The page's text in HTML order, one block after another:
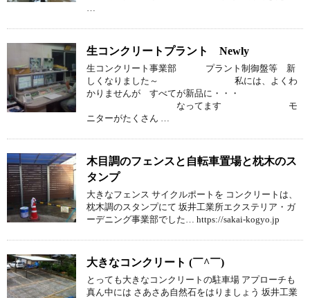
生コンクリートプラント Newly
生コンクリート事業部 プラント制御盤等 新
しくなりました～ 私には、よくわ
かりませんが すべてが新品に・・・
なってます モ
ニターがたくさん …
木目調のフェンスと自転車置場と枕木のス
タンプ
大きなフェンス サイクルポートを コンクリートは、
枕木調のスタンプにて 坂井工業所エクステリア・ガ
ーデニング事業部でした… https://sakai-kogyo.jp
大きなコンクリート (￣^￣)ゞ
とっても大きなコンクリートの駐車場 アプローチも
真ん中には さあさあ自然石をはりましょう 坂井工業